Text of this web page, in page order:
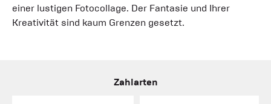
einer lustigen Fotocollage. Der Fantasie und Ihrer
Kreativität sind kaum Grenzen gesetzt.
Zahlarten